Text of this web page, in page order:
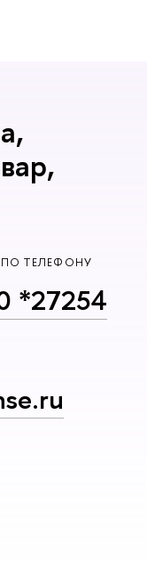
ТЕЛЕФОНУ
*27254